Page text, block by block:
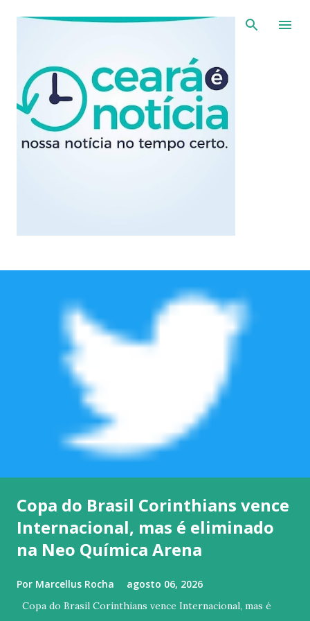
Pular para o conteúdo principal
Copa do Brasil Corinthians vence
Internacional, mas é eliminado
na Neo Química Arena
Por Marcellus Rocha agosto 06, 2026
Copa do Brasil Corinthians vence Internacional, mas é